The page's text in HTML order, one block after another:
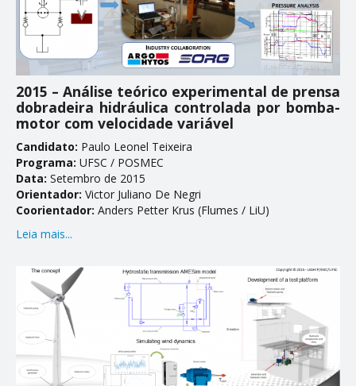
Pinheirinho
ENSINO
Disciplinas
PUBLICAÇÕES
Apostilas
Dissertações
Livros e Patentes
Normas Técnicas
Projetos Fim de Curso
2015 – Análise teórico experimental de prensa
dobradeira hidráulica controlada por bomba-
motor com velocidade variável
Candidato: Paulo Leonel Teixeira
Programa: UFSC / POSMEC
Data: Setembro de 2015
Orientador: Victor Juliano De Negri
Coorientador: Anders Petter Krus (Flumes / LiU)
Leia mais...